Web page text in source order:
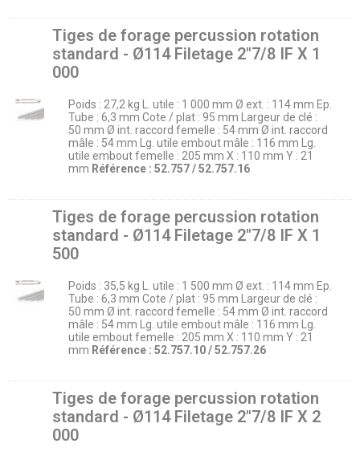
Tiges de forage percussion rotation
standard - Ø114 Filetage 2″7/8 IF X 1
000
Poids : 27,2 kg L. utile : 1 000 mm Ø ext. : 114 mm Ep.
Tube : 6,3 mm Cote / plat : 95 mm Largeur de clé :
50 mm Ø int. raccord femelle : 54 mm Ø int. raccord
mâle : 54 mm Lg. utile embout mâle : 116 mm Lg.
utile embout femelle : 205 mm X : 110 mm Y : 21
mm Référence : 52.757 / 52.757.16
Tiges de forage percussion rotation
standard - Ø114 Filetage 2″7/8 IF X 1
500
Poids : 35,5 kg L. utile : 1 500 mm Ø ext. : 114 mm Ep.
Tube : 6,3 mm Cote / plat : 95 mm Largeur de clé :
50 mm Ø int. raccord femelle : 54 mm Ø int. raccord
mâle : 54 mm Lg. utile embout mâle : 116 mm Lg.
utile embout femelle : 205 mm X : 110 mm Y : 21
mm Référence : 52.757.10 / 52.757.26
Tiges de forage percussion rotation
standard - Ø114 Filetage 2″7/8 IF X 2
000